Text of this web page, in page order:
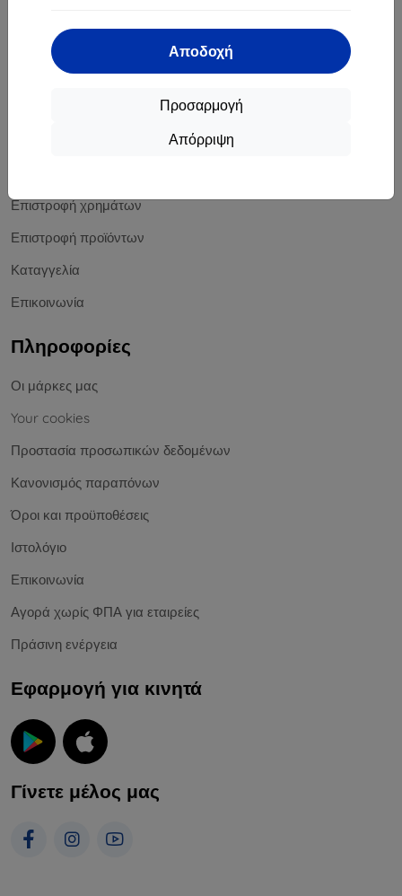
Αποδοχή
Προσαρμογή
Απόρριψη
Offline
Επιστροφή χρημάτων
Επιστροφή προϊόντων
Καταγγελία
Επικοινωνία
Πληροφορίες
Οι μάρκες μας
Your cookies
Προστασία προσωπικών δεδομένων
Κανονισμός παραπόνων
Όροι και προϋποθέσεις
Ιστολόγιο
Επικοινωνία
Αγορά χωρίς ΦΠΑ για εταιρείες
Πράσινη ενέργεια
Εφαρμογή για κινητά
Γίνετε μέλος μας